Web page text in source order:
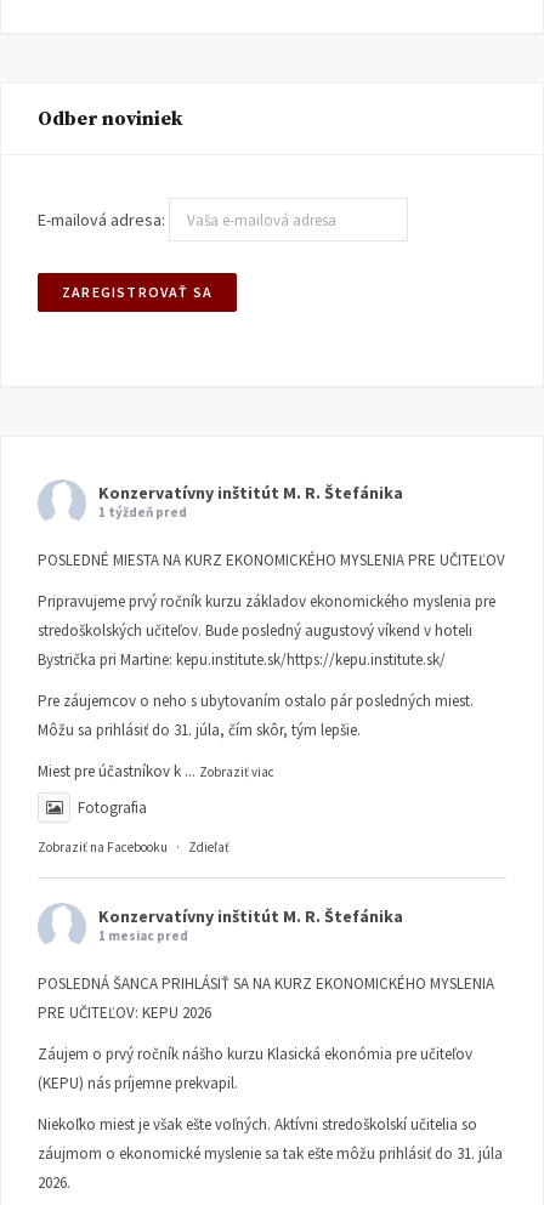
Odber noviniek
E-mailová adresa:
Konzervatívny inštitút M. R. Štefánika
1 týždeň pred
POSLEDNÉ MIESTA NA KURZ EKONOMICKÉHO MYSLENIA PRE UČITEĽOV
Pripravujeme prvý ročník kurzu základov ekonomického myslenia pre
stredoškolských učiteľov. Bude posledný augustový víkend v hoteli
Bystrička pri Martine: kepu.institute.sk/https://kepu.institute.sk/
Pre záujemcov o neho s ubytovaním ostalo pár posledných miest.
Môžu sa prihlásiť do 31. júla, čím skôr, tým lepšie.
Miest pre účastníkov k ... Zobraziť viac
Fotografia
Zobraziť na Facebooku · Zdieľať
Konzervatívny inštitút M. R. Štefánika
1 mesiac pred
POSLEDNÁ ŠANCA PRIHLÁSIŤ SA NA KURZ EKONOMICKÉHO MYSLENIA
PRE UČITEĽOV: KEPU 2026
Záujem o prvý ročník nášho kurzu Klasická ekonómia pre učiteľov
(KEPU) nás príjemne prekvapil.
Niekoľko miest je však ešte voľných. Aktívni stredoškolskí učitelia so
záujmom o ekonomické myslenie sa tak ešte môžu prihlásiť do 31. júla
2026.